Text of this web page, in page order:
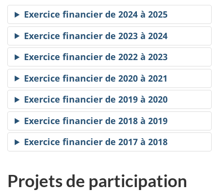
Exercice financier de 2024 à 2025
Exercice financier de 2023 à 2024
Exercice financier de 2022 à 2023
Exercice financier de 2020 à 2021
Exercice financier de 2019 à 2020
Exercice financier de 2018 à 2019
Exercice financier de 2017 à 2018
Projets de participation